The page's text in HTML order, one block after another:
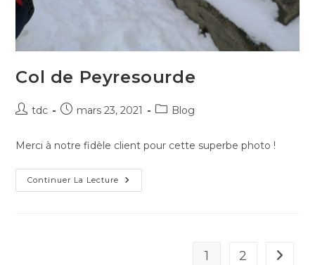
Col de Peyresourde
Auteur/autrice
la
publication :
tdc
Publication
mars 23, 2021
PostBlog
Merci à notre fidèle client pour cette superbe photo !
Continuer La Lecture Col
De
1 2 Aller à